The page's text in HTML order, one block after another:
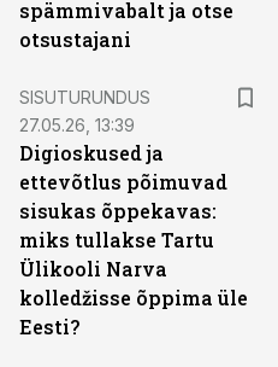
spämmivabalt ja otse
otsustajani
SISUTURUNDUS
27.05.26, 13:39
Digioskused ja
ettevõtlus põimuvad
sisukas õppekavas:
miks tullakse Tartu
Ülikooli Narva
kolledžisse õppima üle
Eesti?